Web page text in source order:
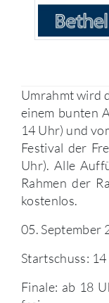
Umrahmt wird
einem bunten
14 Uhr) und
Festival der
Uhr). Alle
Rahmen der
kostenlos.
05. September
Startschuss:
Finale: ab 18